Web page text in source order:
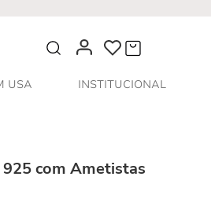
O que você procura?
USA
INSTITUCIONAL
com Ametistas